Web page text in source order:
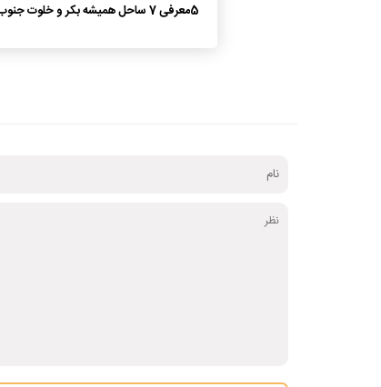
5
معرفی 7 ساحل همیشه بکر و خلوت